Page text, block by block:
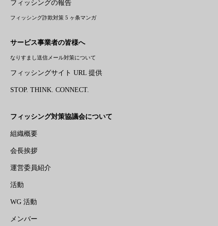
フィッシングの報告
フィッシング詐欺対策 5 ヶ条マンガ
サービス事業者の皆様へ
なりすまし送信メール対策について
フィッシングサイト URL 提供
STOP. THINK. CONNECT.
フィッシング対策協議会について
組織概要
会長挨拶
運営委員紹介
活動
WG 活動
メンバー